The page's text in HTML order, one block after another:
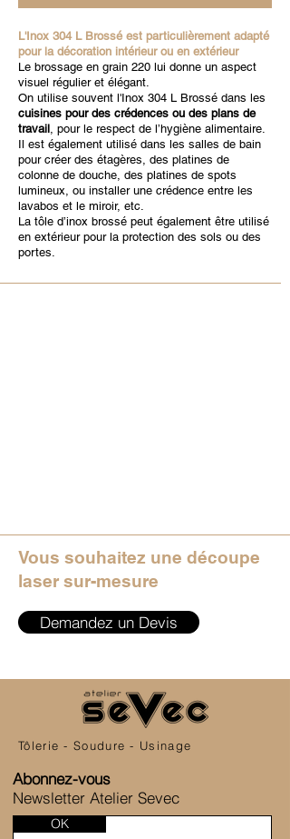
L'Inox 304 L Brossé est particulièrement adapté
pour la décoration intérieur ou en extérieur
Le brossage en grain 220 lui donne un aspect
visuel régulier et élégant.
On utilise souvent l'Inox 304 L Brossé dans les
cuisines pour des crédences ou des plans de
travail, pour le respect de l’hygiène alimentaire.
Il est également utilisé dans les salles de bain
pour créer des étagères, des platines de
colonne de douche, des platines de spots
lumineux, ou installer une crédence entre les
lavabos et le miroir, etc.
La tôle d’inox brossé peut également être utilisé
en extérieur pour la protection des sols ou des
portes.
Vous souhaitez une découpe
laser sur-mesure
Demandez un Devis
Tôlerie - Soudure - Usinage
Abonnez-vous
Newsletter Atelier Sevec
OK